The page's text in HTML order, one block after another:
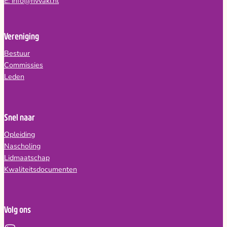
Vereniging
Bestuur
Commissies
Leden
Snel naar
Opleiding
Nascholing
Lidmaatschap
Kwaliteitsdocumenten
Volg ons